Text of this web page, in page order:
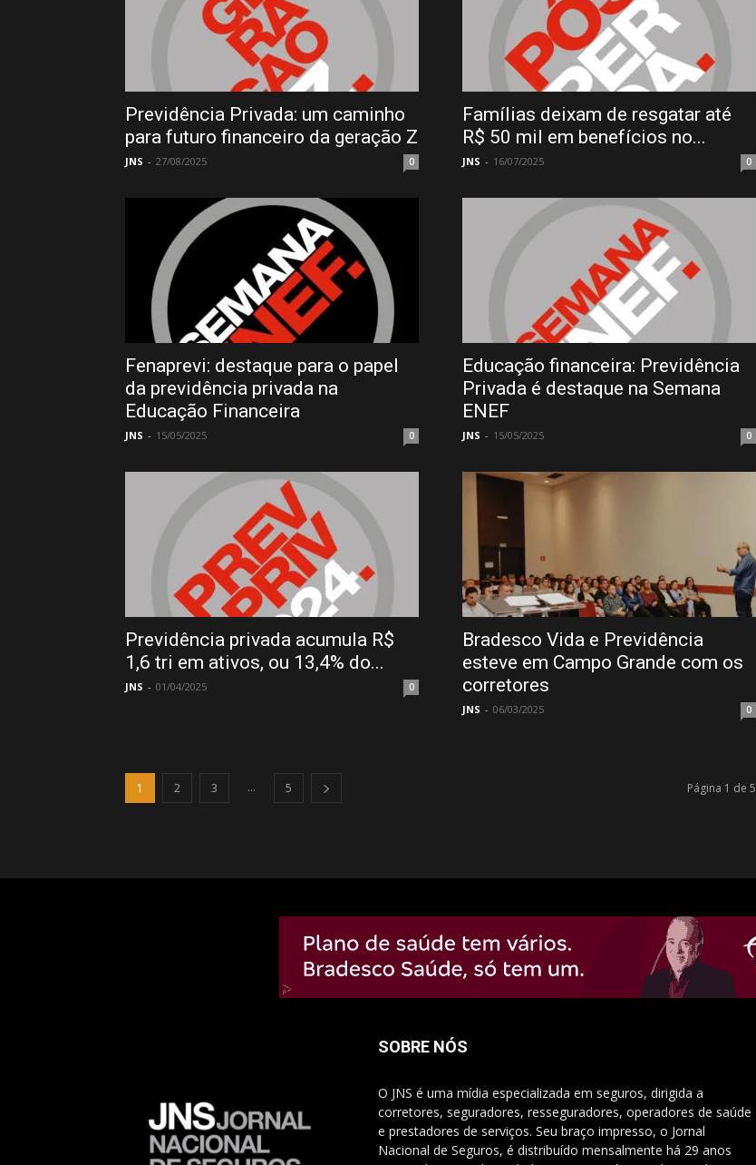
Previdência Privada: um caminho
para futuro financeiro da geração Z
JNS - 27/08/2025 0
Famílias deixam de resgatar até
R$ 50 mil em benefícios no...
JNS - 16/07/2025 0
Fenaprevi: destaque para o papel
da previdência privada na
Educação Financeira
JNS - 15/05/2025 0
Educação financeira: Previdência
Privada é destaque na Semana
ENEF
JNS - 15/05/2025 0
Previdência privada acumula R$
1,6 tri em ativos, ou 13,4% do...
JNS - 01/04/2025 0
Bradesco Vida e Previdência
esteve em Campo Grande com os
corretores
JNS - 06/03/2025 0
1 2 3 ... 5 Página 1 de 5
SOBRE NÓS
O JNS é uma mídia especializada em seguros, dirigida a
corretores, seguradores, resseguradores, operadores de saúde
e prestadores de serviços. Seu braço impresso, o Jornal
Nacional de Seguros, é distribuído mensalmente há 29 anos